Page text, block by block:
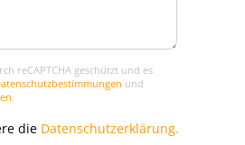
reCAPTCHA geschützt und es
und
.
die Datenschutzerklärung.